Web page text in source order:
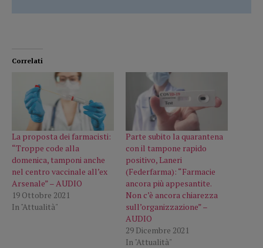
Correlati
La proposta dei farmacisti:
“Troppe code alla
domenica, tamponi anche
nel centro vaccinale all’ex
Arsenale” – AUDIO
19 Ottobre 2021
In "Attualità"
Parte subito la quarantena
con il tampone rapido
positivo, Laneri
(Federfarma): “Farmacie
ancora più appesantite.
Non c’è ancora chiarezza
sull’organizzazione” –
AUDIO
29 Dicembre 2021
In "Attualità"